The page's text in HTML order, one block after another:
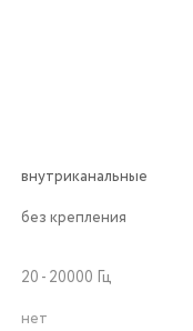
внутриканальные
без крепления
20 - 20000 Гц
нет